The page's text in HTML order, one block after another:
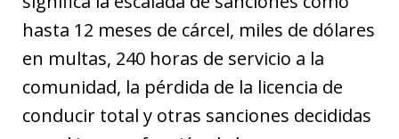
hasta 12 meses de cárcel, miles de dólares
en multas, 240 horas de servicio a la
comunidad, la pérdida de la licencia de
conducir total y otras sanciones decididas